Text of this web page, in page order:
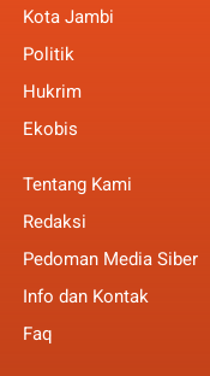
Kota Jambi
Politik
Hukrim
Ekobis
Tentang Kami
Redaksi
Pedoman Media Siber
Info dan Kontak
Faq